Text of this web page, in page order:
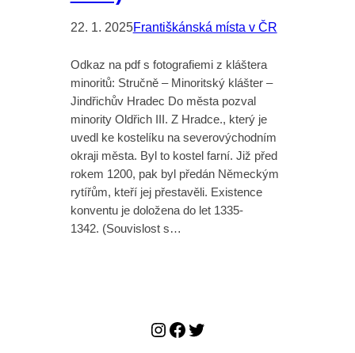
22. 1. 2025Františkánská místa v ČR
Odkaz na pdf s fotografiemi z kláštera
minoritů: Stručně – Minoritský klášter –
Jindřichův Hradec Do města pozval
minority Oldřich III. Z Hradce., který je
uvedl ke kostelíku na severovýchodním
okraji města. Byl to kostel farní. Již před
rokem 1200, pak byl předán Německým
rytířům, kteří jej přestavěli. Existence
konventu je doložena do let 1335-
1342. (Souvislost s…
Instagram
Facebook
Twitter